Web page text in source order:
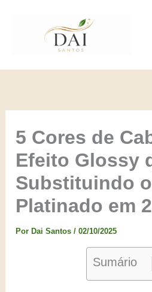
5 Cores de
Efeito Glossy
Substituindo
Platinado em
PorDai Santos/02/10/2025
Sumário